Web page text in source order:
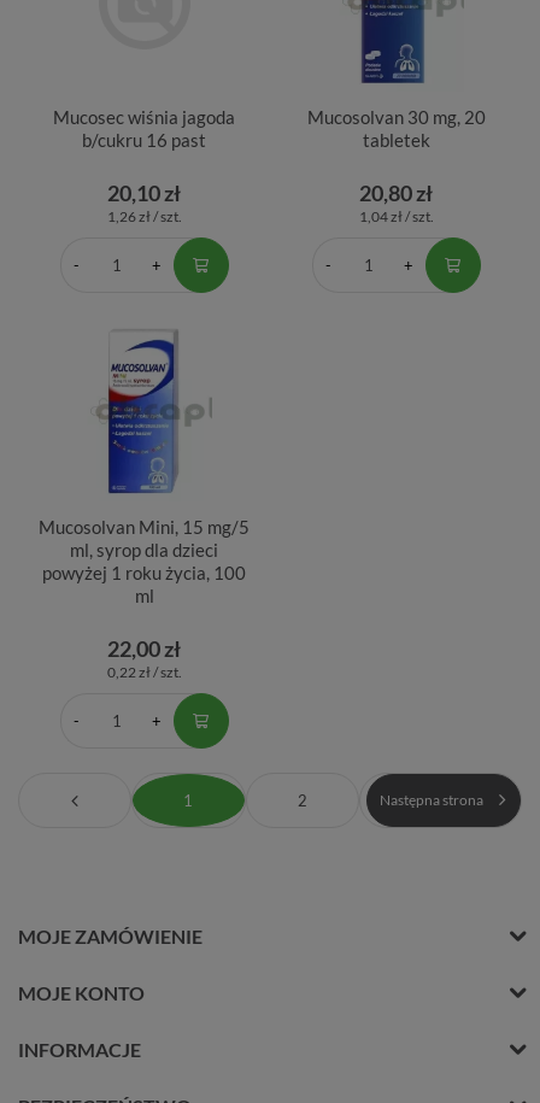
Mucosec wiśnia jagoda
b/cukru 16 past
20,10 zł
1,26 zł / szt.
Mucosolvan 30 mg, 20
tabletek
20,80 zł
1,04 zł / szt.
Mucosolvan Mini, 15 mg/5
ml, syrop dla dzieci
powyżej 1 roku życia, 100
ml
22,00 zł
0,22 zł / szt.
1 2 Następna strona
MOJE ZAMÓWIENIE
MOJE KONTO
INFORMACJE